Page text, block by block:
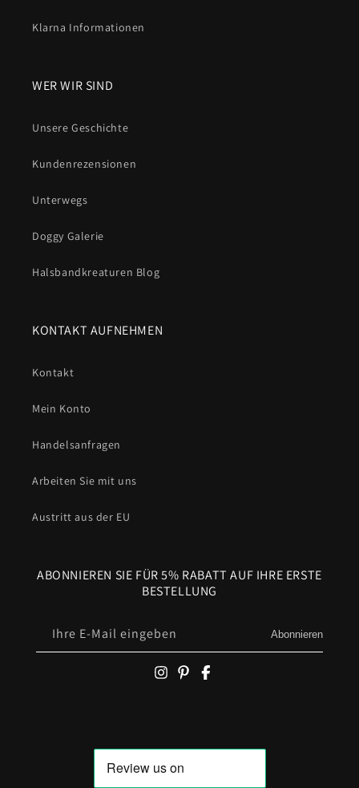
Klarna Informationen
WER WIR SIND
Unsere Geschichte
Kundenrezensionen
Unterwegs
Doggy Galerie
Halsbandkreaturen Blog
KONTAKT AUFNEHMEN
Kontakt
Mein Konto
Handelsanfragen
Arbeiten Sie mit uns
Austritt aus der EU
ABONNIEREN SIE FÜR 5% RABATT AUF IHRE ERSTE
BESTELLUNG
Ihre E-Mail eingeben Abonnieren